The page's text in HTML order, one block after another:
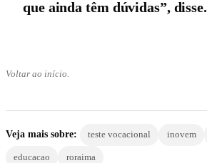
que ainda têm dúvidas”, disse.
Voltar ao início.
Veja mais sobre: teste vocacional inovem
educacao roraima